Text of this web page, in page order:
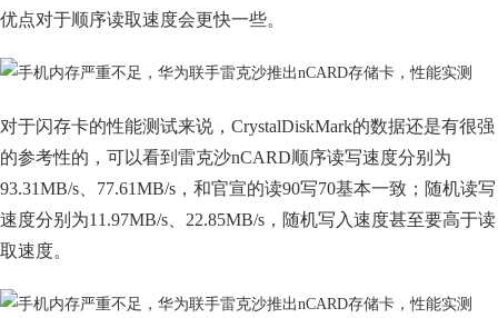
优点对于顺序读取速度会更快一些。
对于闪存卡的性能测试来说，CrystalDiskMark的数据还是有很强
的参考性的，可以看到雷克沙nCARD顺序读写速度分别为
93.31MB/s、77.61MB/s，和官宣的读90写70基本一致；随机读写
速度分别为11.97MB/s、22.85MB/s，随机写入速度甚至要高于读
取速度。